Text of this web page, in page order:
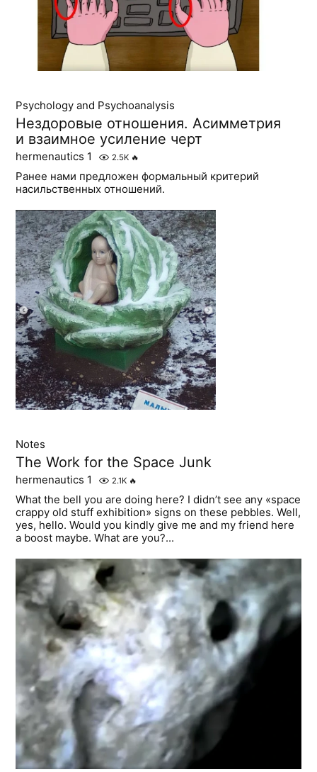
Psychology and Psychoanalysis
Нездоровые отношения. Асимметрия
и взаимное усиление черт
hermenautics 1 2.5K 🔥
Ранее нами предложен формальный критерий
насильственных отношений.
Notes
The Work for the Space Junk
hermenautics 1 2.1K 🔥
What the bell you are doing here? I didn’t see any «space
crappy old stuff exhibition» signs on these pebbles. Well,
yes, hello. Would you kindly give me and my friend here
a boost maybe. What are you?...